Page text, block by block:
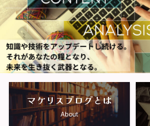
マケリスブログとは
About